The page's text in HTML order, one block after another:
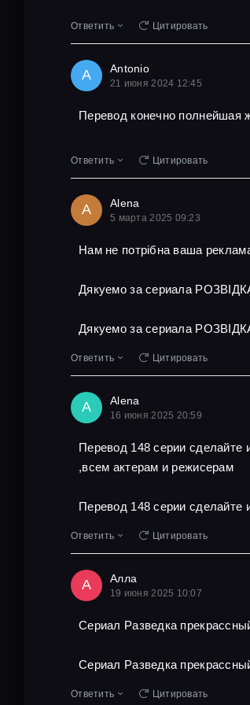
Ответить Цитировать
A Antonio
21 июня 2024 12:45
Перевод конечно полнейшая
Ответить Цитировать
A Alena
5 марта 2025 09:23
Нам не потрібна ваша
Дякуемо за сериала
Дякуемо за сериала
Ответить Цитировать
A Alena
16 июня 2025 20:59
Перевод 148 серии
,всем актерам и режисерам
Перевод 148 серии
Ответить Цитировать
А Алла
19 июня 2025 10:07
Сериал Разведка
Сериал Разведка
Ответить Цитировать